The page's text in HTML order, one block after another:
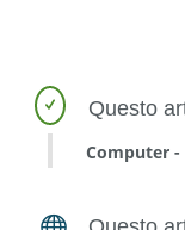
Computer